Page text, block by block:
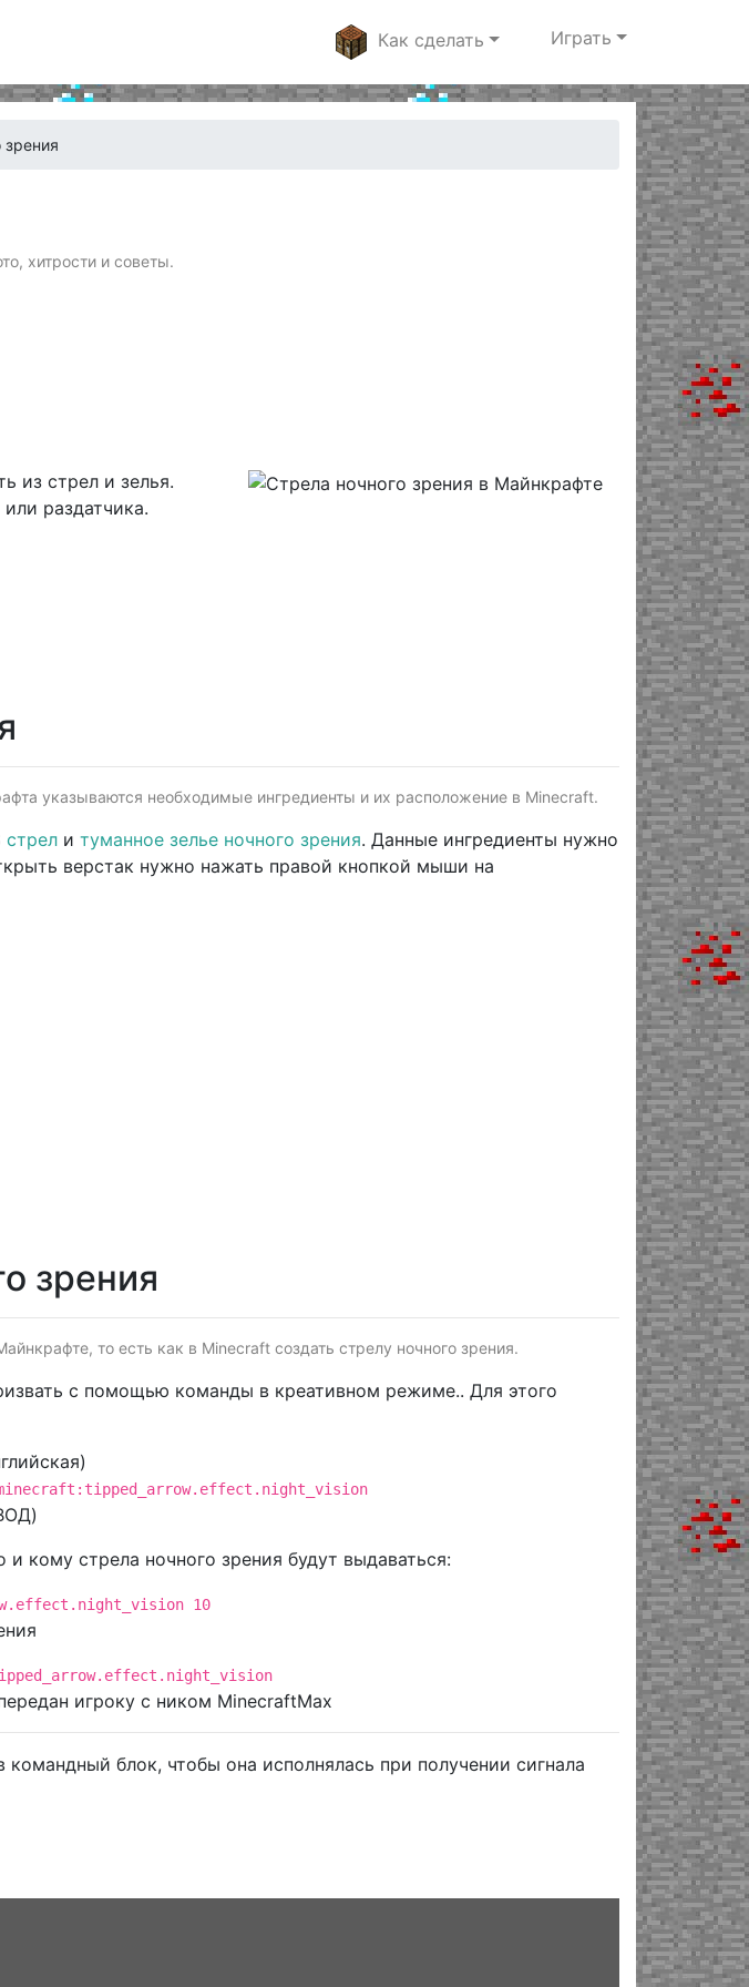
Как сделать Играть
зрения
хитрости и советы.
из стрел и зелья.
раздатчика.
указываются необходимые ингредиенты и их расположение в Minecraft.
стрел и туманное зелье ночного зрения. Данные ингредиенты нужно
верстак нужно нажать правой кнопкой мыши на
зрения
то есть как в Minecraft создать стрелу ночного зрения.
с помощью команды в креативном режиме.. Для этого
кому стрела ночного зрения будут выдаваться:
10
игроку с ником MinecraftMax
блок, чтобы она исполнялась при получении сигнала